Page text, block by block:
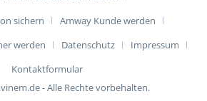
sichern
Amway Kunde werden
werden
Datenschutz
Impressum
Kontaktformular
- Alle Rechte vorbehalten.